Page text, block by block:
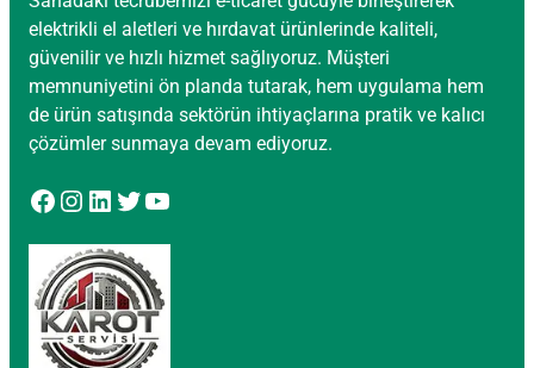
elektrikli el aletleri ve hırdavat ürünlerinde kaliteli,
güvenilir ve hızlı hizmet sağlıyoruz. Müşteri
memnuniyetini ön planda tutarak, hem uygulama hem
de ürün satışında sektörün ihtiyaçlarına pratik ve kalıcı
çözümler sunmaya devam ediyoruz.
Facebook Instagram LinkedIn Twitter YouTube